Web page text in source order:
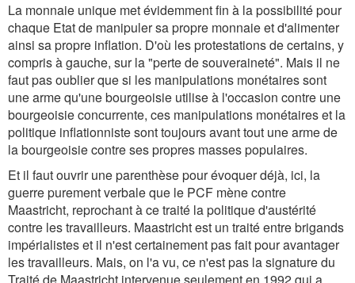
La monnaie unique met évidemment fin à la possibilité pour
chaque Etat de manipuler sa propre monnaie et d'alimenter
ainsi sa propre inflation. D'où les protestations de certains, y
compris à gauche, sur la "perte de souveraineté". Mais il ne
faut pas oublier que si les manipulations monétaires sont
une arme qu'une bourgeoisie utilise à l'occasion contre une
bourgeoisie concurrente, ces manipulations monétaires et la
politique inflationniste sont toujours avant tout une arme de
la bourgeoisie contre ses propres masses populaires.
Et il faut ouvrir une parenthèse pour évoquer déjà, ici, la
guerre purement verbale que le PCF mène contre
Maastricht, reprochant à ce traité la politique d'austérité
contre les travailleurs. Maastricht est un traité entre brigands
impérialistes et il n'est certainement pas fait pour avantager
les travailleurs. Mais, on l'a vu, ce n'est pas la signature du